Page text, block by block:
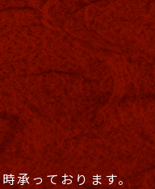
承っております。